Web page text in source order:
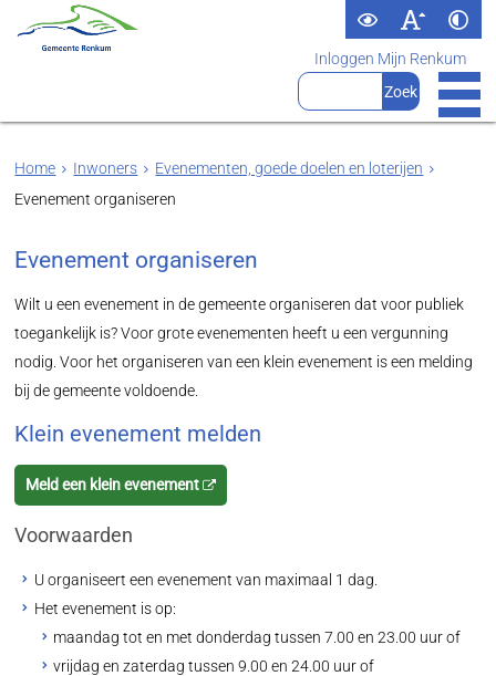
Inloggen Mijn Renkum
Home Inwoners
Evenementen, goede doelen en loterijen
Evenement organiseren
Evenement organiseren
Wilt u een evenement in de gemeente organiseren dat voor publiek
toegankelijk is? Voor grote evenementen heeft u een vergunning
nodig. Voor het organiseren van een klein evenement is een melding
bij de gemeente voldoende.
Klein evenement melden
Meld een klein evenement
Voorwaarden
U organiseert een evenement van maximaal 1 dag.
Het evenement is op:
maandag tot en met donderdag tussen 7.00 en 23.00 uur of
vrijdag en zaterdag tussen 9.00 en 24.00 uur of